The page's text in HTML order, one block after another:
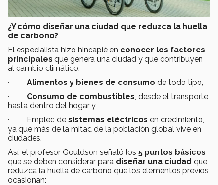
¿Y cómo diseñar una ciudad que reduzca la huella
de carbono?
El especialista hizo hincapié en conocer los factores
principales que genera una ciudad y que contribuyen
al cambio climático:
· Alimentos y bienes de consumo de todo tipo,
· Consumo de combustibles , desde el transporte
hasta dentro del hogar y
· Empleo de sistemas eléctricos en crecimiento,
ya que más de la mitad de la población global vive en
ciudades.
Así, el profesor Gouldson señaló los 5 puntos básicos
que se deben considerar para diseñar una ciudad que
reduzca la huella de carbono que los elementos previos
ocasionan: